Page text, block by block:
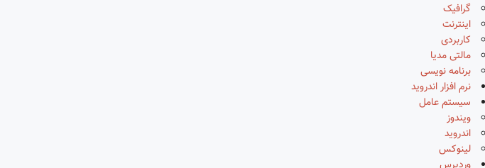
گرافیک
اینترنت
کاربردی
مالتی مدیا
برنامه نویسی
نرم افزار اندروید
سیستم عامل
ویندوز
اندروید
لینوکس